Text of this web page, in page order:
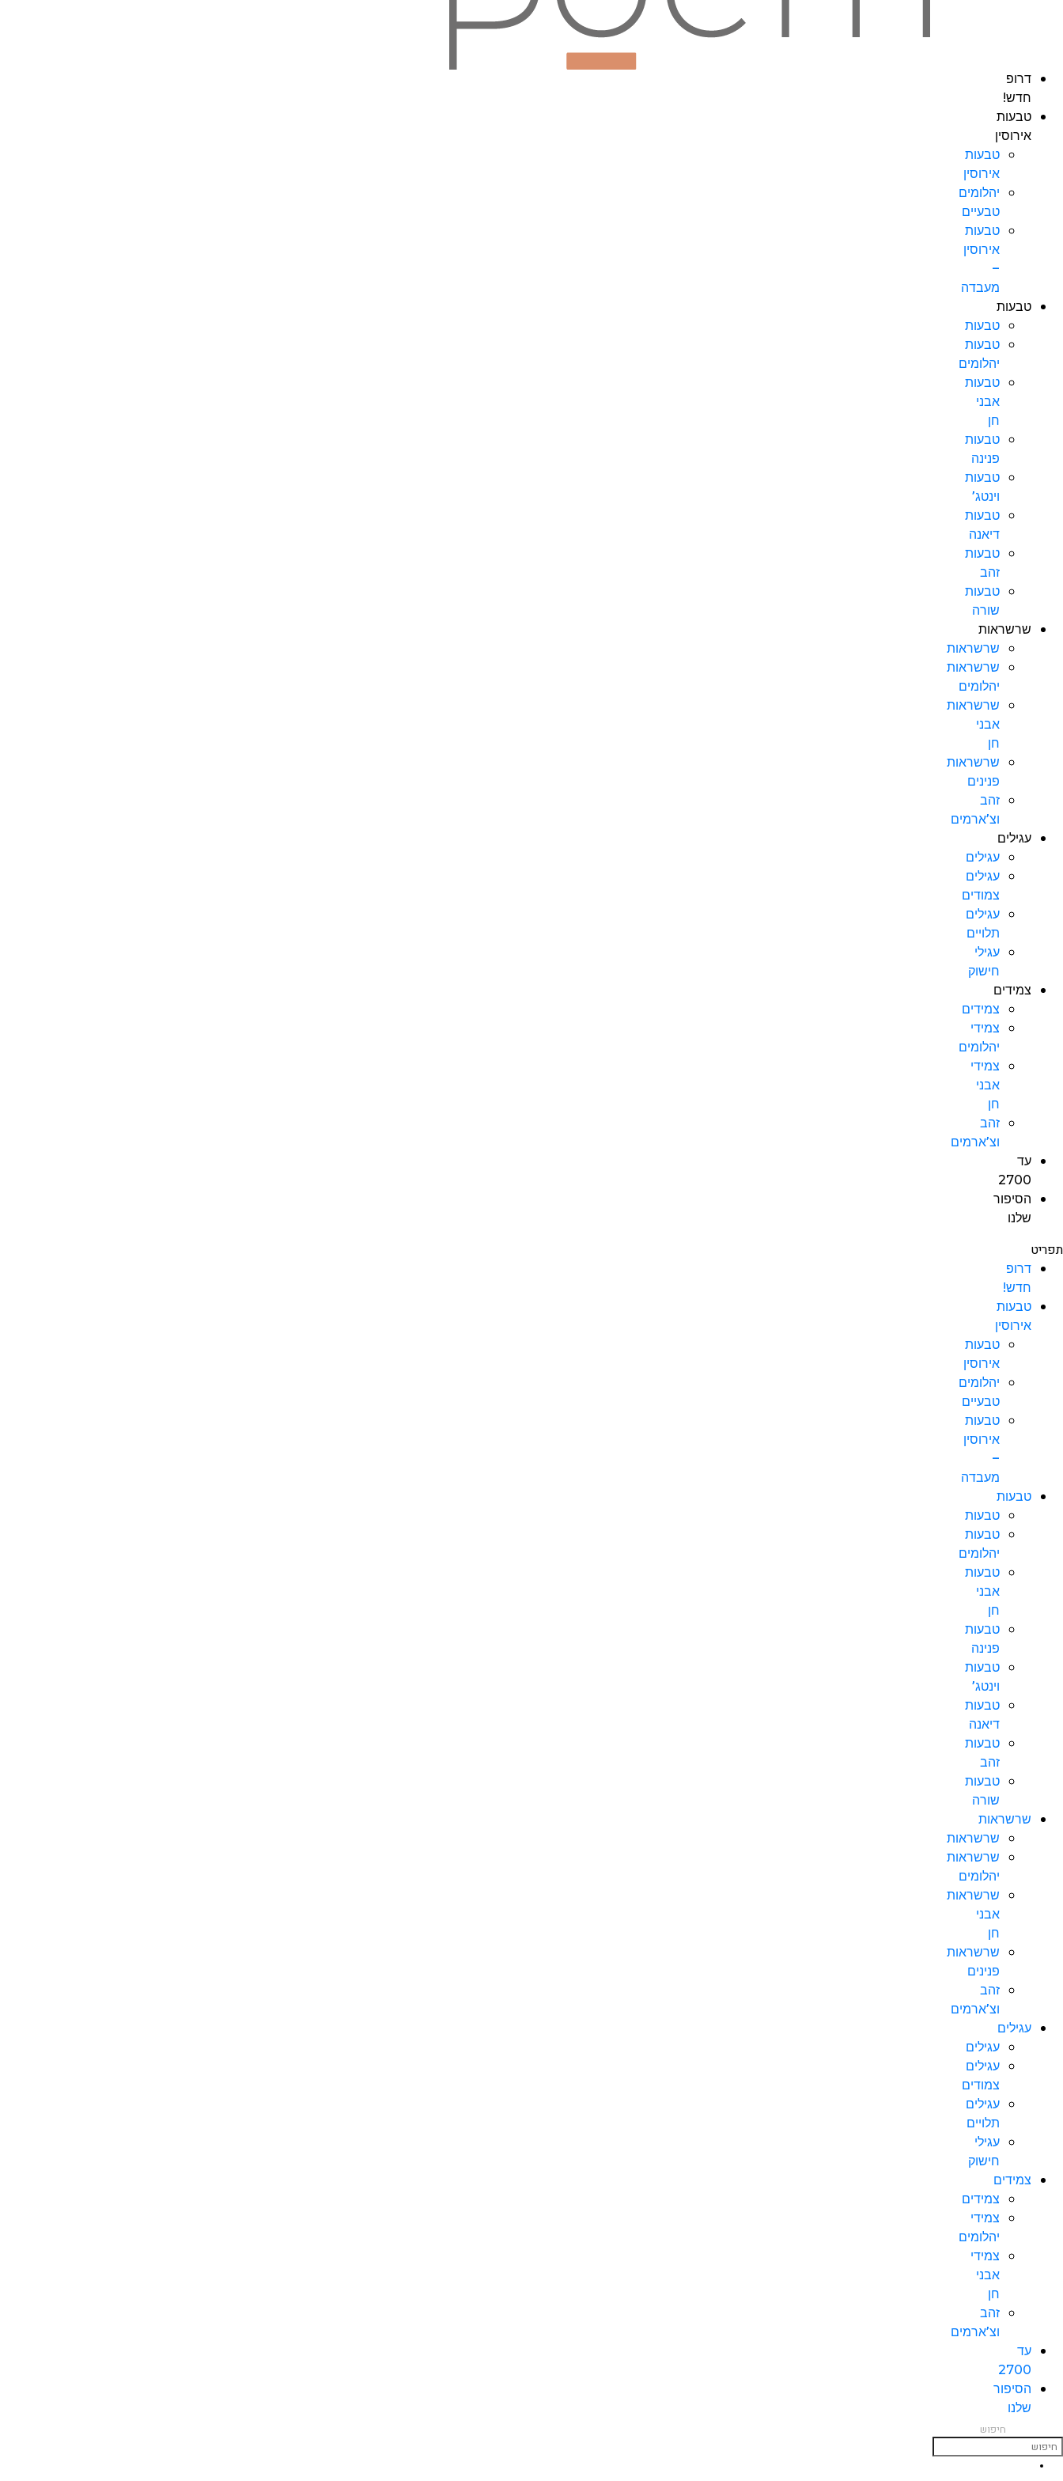
דרופ
חדש!
טבעות
אירוסין
טבעות
אירוסין
יהלומים
טבעיים
טבעות
אירוסין
–
מעבדה
טבעות
טבעות
טבעות
יהלומים
טבעות
אבני
חן
טבעות
פנינה
טבעות
וינטג’
טבעות
דיאנה
טבעות
זהב
טבעות
שורה
שרשראות
שרשראות
שרשראות
יהלומים
שרשראות
אבני
חן
שרשראות
פנינים
זהב
וצ’ארמים
עגילים
עגילים
עגילים
צמודים
עגילים
תלויים
עגילי
חישוק
צמידים
צמידים
צמידי
יהלומים
צמידי
אבני
חן
זהב
וצ’ארמים
עד
2700
הסיפור
שלנו
תפריט
דרופ
חדש!
טבעות
אירוסין
טבעות
אירוסין
יהלומים
טבעיים
טבעות
אירוסין
–
מעבדה
טבעות
טבעות
טבעות
יהלומים
טבעות
אבני
חן
טבעות
פנינה
טבעות
וינטג’
טבעות
דיאנה
טבעות
זהב
טבעות
שורה
שרשראות
שרשראות
שרשראות
יהלומים
שרשראות
אבני
חן
שרשראות
פנינים
זהב
וצ’ארמים
עגילים
עגילים
עגילים
צמודים
עגילים
תלויים
עגילי
חישוק
צמידים
צמידים
צמידי
יהלומים
צמידי
אבני
חן
זהב
וצ’ארמים
עד
2700
הסיפור
שלנו
חיפוש